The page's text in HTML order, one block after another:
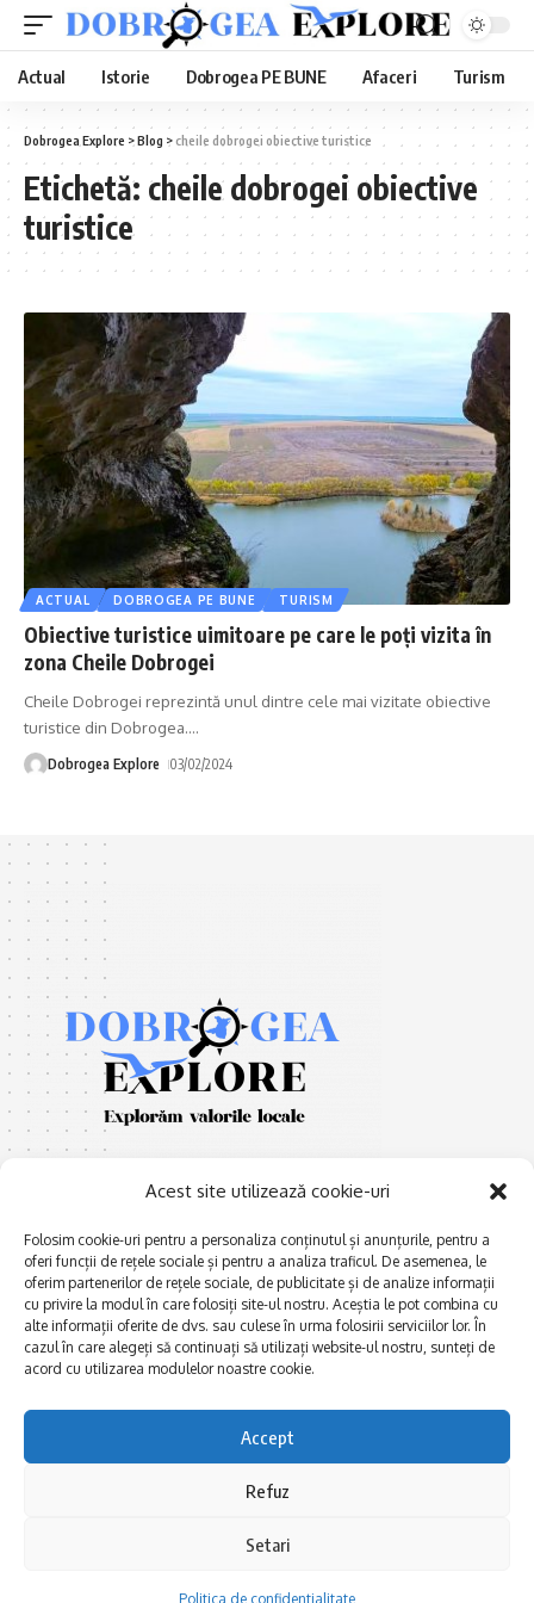
Acest site utilizează cookie-uri
Folosim cookie-uri pentru a personaliza conținutul și anunțurile, pentru a
oferi funcții de rețele sociale și pentru a analiza traficul. De asemenea, le
oferim partenerilor de rețele sociale, de publicitate și de analize informații
cu privire la modul în care folosiți site-ul nostru. Aceștia le pot combina cu
alte informații oferite de dvs. sau culese în urma folosirii serviciilor lor. În
cazul în care alegeți să continuați să utilizați website-ul nostru, sunteți de
acord cu utilizarea modulelor noastre cookie.
Accept
Refuz
Setari
Politica de confidentialitate
Actual Istorie Dobrogea PE BUNE Afaceri Turism
Dobrogea Explore >Blog > cheile dobrogei obiective turistice
Etichetă: cheile dobrogei obiective
turistice
ACTUAL DOBROGEA PE BUNE TURISM
Obiective turistice uimitoare pe care le poți vizita în
zona Cheile Dobrogei
Cheile Dobrogei reprezintă unul dintre cele mai vizitate obiective
turistice din Dobrogea.…
Dobrogea Explore 03/02/2024
E xplorăm Dobrogea,
Explorăm valorile locale:
Deltă, Litoral, cele mai mari
lacuri, cele mai vechi orașe,
multe etnii, CELE MAI
Haideți în călătorie cu noi!
Afaceri și meșteșuguri
Actualitate
Dobrogea PE BUNE
Politica de confidentialitate